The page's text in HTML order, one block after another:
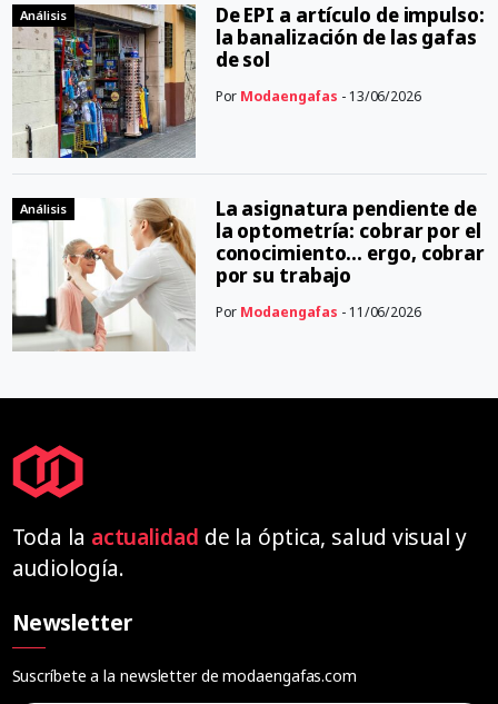
Análisis
De EPI a artículo de impulso:
la banalización de las gafas
de sol
Por Modaengafas - 13/06/2026
Análisis
La asignatura pendiente de
la optometría: cobrar por el
conocimiento… ergo, cobrar
por su trabajo
Por Modaengafas - 11/06/2026
Toda la actualidad de la óptica, salud visual y
audiología.
Newsletter
Suscríbete a la newsletter de modaengafas.com